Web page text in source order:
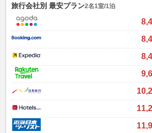
旅行会社別 最安プラン2名1室/1泊